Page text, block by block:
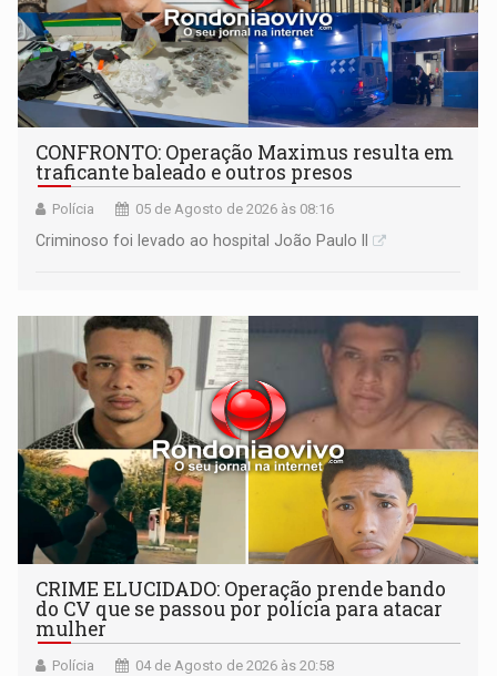
CONFRONTO: Operação Maximus resulta em
traficante baleado e outros presos
Polícia 05 de Agosto de 2026 às 08:16
Criminoso foi levado ao hospital João Paulo II
CRIME ELUCIDADO: Operação prende bando
do CV que se passou por polícia para atacar
mulher
Polícia 04 de Agosto de 2026 às 20:58